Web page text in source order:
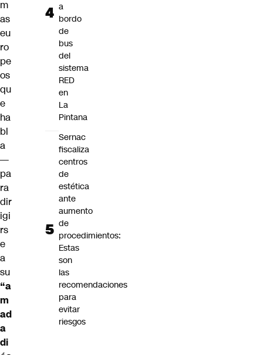
m
as
eu
ro
pe
os
qu
e
ha
bl
a
—
pa
ra
dir
igi
rs
e
a
su
“a
m
ad
a
di
a
bordo
de
bus
del
sistema
RED
en
La
Pintana
Sernac
fiscaliza
centros
de
estética
ante
aumento
de
procedimientos:
Estas
son
las
recomendaciones
para
evitar
riesgos